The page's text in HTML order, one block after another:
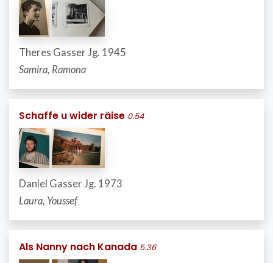
Theres Gasser Jg. 1945
Samira, Ramona
Schaffe u wider räise 0.54
Daniel Gasser Jg. 1973
Laura, Youssef
Als Nanny nach Kanada 5.36